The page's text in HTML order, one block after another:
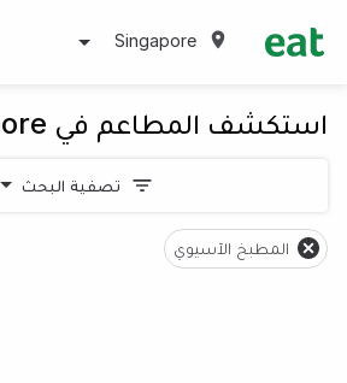
Singapore
استكشف المطاعم في Singapore
تصفية البحث
المطبخ الآسيوي